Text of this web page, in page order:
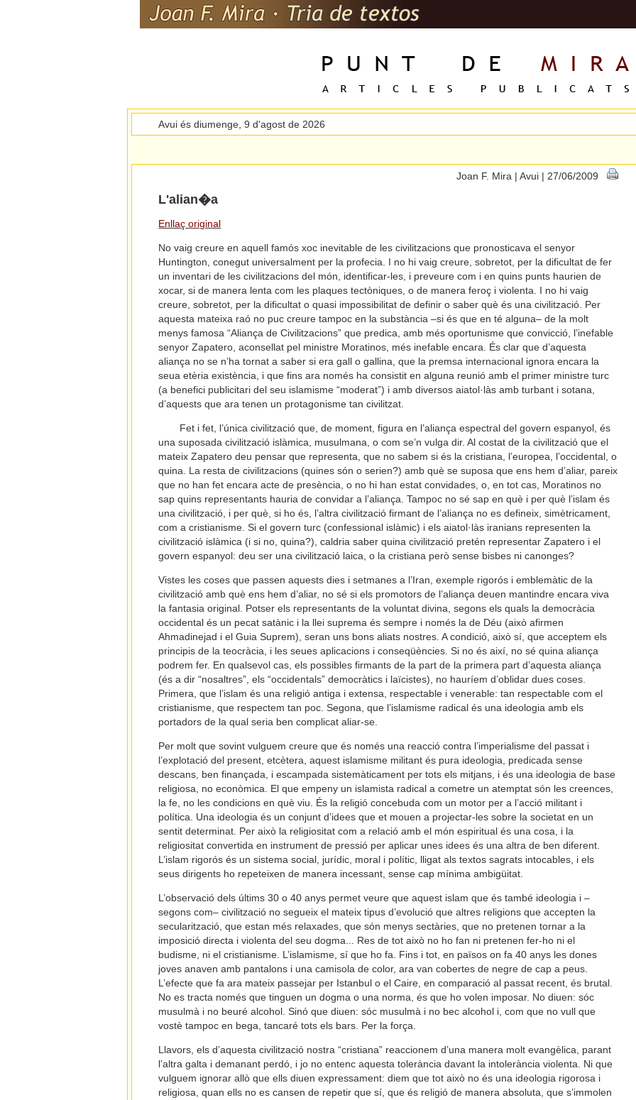
Avui és diumenge, 9 d'agost de 2026
Joan F. Mira | Avui | 27/06/2009
L'alian�a
Enllaç original
No vaig creure en aquell famós xoc inevitable de les civilitzacions que pronosticava el senyor
Huntington, conegut universalment per la profecia. I no hi vaig creure, sobretot, per la dificultat de fer
un inventari de les civilitzacions del món, identificar-les, i preveure com i en quins punts haurien de
xocar, si de manera lenta com les plaques tectòniques, o de manera feroç i violenta. I no hi vaig
creure, sobretot, per la dificultat o quasi impossibilitat de definir o saber què és una civilització. Per
aquesta mateixa raó no puc creure tampoc en la substància –si és que en té alguna– de la molt
menys famosa “Aliança de Civilitzacions” que predica, amb més oportunisme que convicció, l’inefable
senyor Zapatero, aconsellat pel ministre Moratinos, més inefable encara. És clar que d’aquesta
aliança no se n’ha tornat a saber si era gall o gallina, que la premsa internacional ignora encara la
seua etèria existència, i que fins ara només ha consistit en alguna reunió amb el primer ministre turc
(a benefici publicitari del seu islamisme “moderat”) i amb diversos aiatol·làs amb turbant i sotana,
d’aquests que ara tenen un protagonisme tan civilitzat.
Fet i fet, l’única civilització que, de moment, figura en l’aliança espectral del govern espanyol, és
una suposada civilització islàmica, musulmana, o com se’n vulga dir. Al costat de la civilització que el
mateix Zapatero deu pensar que representa, que no sabem si és la cristiana, l’europea, l’occidental, o
quina. La resta de civilitzacions (quines són o serien?) amb què se suposa que ens hem d’aliar, pareix
que no han fet encara acte de presència, o no hi han estat convidades, o, en tot cas, Moratinos no
sap quins representants hauria de convidar a l’aliança. Tampoc no sé sap en què i per què l’islam és
una civilització, i per què, si ho és, l’altra civilització firmant de l’aliança no es defineix, simètricament,
com a cristianisme. Si el govern turc (confessional islàmic) i els aiatol·làs iranians representen la
civilització islàmica (i si no, quina?), caldria saber quina civilització pretén representar Zapatero i el
govern espanyol: deu ser una civilització laica, o la cristiana però sense bisbes ni canonges?
Vistes les coses que passen aquests dies i setmanes a l’Iran, exemple rigorós i emblemàtic de la
civilització amb què ens hem d’aliar, no sé si els promotors de l’aliança deuen mantindre encara viva
la fantasia original. Potser els representants de la voluntat divina, segons els quals la democràcia
occidental és un pecat satànic i la llei suprema és sempre i només la de Déu (això afirmen
Ahmadinejad i el Guia Suprem), seran uns bons aliats nostres. A condició, això sí, que acceptem els
principis de la teocràcia, i les seues aplicacions i conseqüències. Si no és així, no sé quina aliança
podrem fer. En qualsevol cas, els possibles firmants de la part de la primera part d’aquesta aliança
(és a dir “nosaltres”, els “occidentals” democràtics i laïcistes), no hauríem d’oblidar dues coses.
Primera, que l’islam és una religió antiga i extensa, respectable i venerable: tan respectable com el
cristianisme, que respectem tan poc. Segona, que l’islamisme radical és una ideologia amb els
portadors de la qual seria ben complicat aliar-se.
Per molt que sovint vulguem creure que és només una reacció contra l’imperialisme del passat i
l’explotació del present, etcètera, aquest islamisme militant és pura ideologia, predicada sense
descans, ben finançada, i escampada sistemàticament per tots els mitjans, i és una ideologia de base
religiosa, no econòmica. El que empeny un islamista radical a cometre un atemptat són les creences,
la fe, no les condicions en què viu. És la religió concebuda com un motor per a l’acció militant i
política. Una ideologia és un conjunt d’idees que et mouen a projectar-les sobre la societat en un
sentit determinat. Per això la religiositat com a relació amb el món espiritual és una cosa, i la
religiositat convertida en instrument de pressió per aplicar unes idees és una altra de ben diferent.
L’islam rigorós és un sistema social, jurídic, moral i polític, lligat als textos sagrats intocables, i els
seus dirigents ho repeteixen de manera incessant, sense cap mínima ambigüitat.
L’observació dels últims 30 o 40 anys permet veure que aquest islam que és també ideologia i –
segons com– civilització no segueix el mateix tipus d’evolució que altres religions que accepten la
secularització, que estan més relaxades, que són menys sectàries, que no pretenen tornar a la
imposició directa i violenta del seu dogma... Res de tot això no ho fan ni pretenen fer-ho ni el
budisme, ni el cristianisme. L’islamisme, sí que ho fa. Fins i tot, en països on fa 40 anys les dones
joves anaven amb pantalons i una camisola de color, ara van cobertes de negre de cap a peus.
L’efecte que fa ara mateix passejar per Istanbul o el Caire, en comparació al passat recent, és brutal.
No es tracta només que tinguen un dogma o una norma, és que ho volen imposar. No diuen: sóc
musulmà i no beuré alcohol. Sinó que diuen: sóc musulmà i no bec alcohol i, com que no vull que
vostè tampoc en bega, tancaré tots els bars. Per la força.
Llavors, els d’aquesta civilització nostra “cristiana” reaccionem d’una manera molt evangèlica, parant
l’altra galta i demanant perdó, i jo no entenc aquesta tolerància davant la intolerància violenta. Ni que
vulguem ignorar allò que ells diuen expressament: diem que tot això no és una ideologia rigorosa i
religiosa, quan ells no es cansen de repetir que sí, que és religió de manera absoluta, que s’immolen